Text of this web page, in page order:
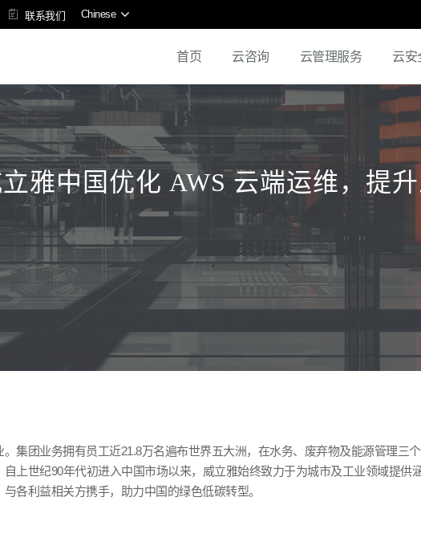
联系我们 Chinese
首页 云咨询 云管理服务 云安
雅中国优化 AWS 云端运维，提
集团业务拥有员工近21.8万名遍布世界五大洲，在水务、废弃物及能源管理三
自上世纪90年代初进入中国市场以来，威立雅始终致力于为城市及工业领域提供
各利益相关方携手，助力中国的绿色低碳转型。